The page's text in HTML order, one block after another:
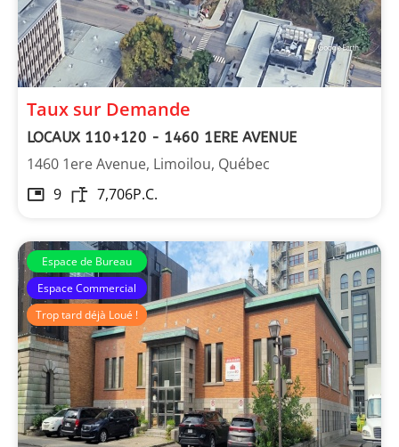
Taux sur Demande
LOCAUX 110+120 - 1460 1ERE AVENUE
1460 1ere Avenue, Limoilou, Québec
9
7,706P.C.
Espace de Bureau
Espace Commercial
Trop tard déjà Loué !